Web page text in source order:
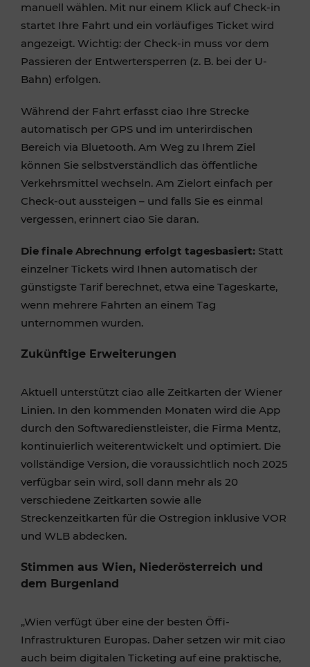
manuell wählen. Mit nur einem Klick auf Check-in
startet Ihre Fahrt und ein vorläufiges Ticket wird
angezeigt. Wichtig: der Check-in muss vor dem
Passieren der Entwertersperren (z. B. bei der U-
Bahn) erfolgen.
Während der Fahrt erfasst ciao Ihre Strecke
automatisch per GPS und im unterirdischen
Bereich via Bluetooth. Am Weg zu Ihrem Ziel
können Sie selbstverständlich das öffentliche
Verkehrsmittel wechseln. Am Zielort einfach per
Check-out aussteigen – und falls Sie es einmal
vergessen, erinnert ciao Sie daran.
Die finale Abrechnung erfolgt tagesbasiert: Statt
einzelner Tickets wird Ihnen automatisch der
günstigste Tarif berechnet, etwa eine Tageskarte,
wenn mehrere Fahrten an einem Tag
unternommen wurden.
Zukünftige Erweiterungen
Aktuell unterstützt ciao alle Zeitkarten der Wiener
Linien. In den kommenden Monaten wird die App
durch den Softwaredienstleister, die Firma Mentz,
kontinuierlich weiterentwickelt und optimiert. Die
vollständige Version, die voraussichtlich noch 2025
verfügbar sein wird, soll dann mehr als 20
verschiedene Zeitkarten sowie alle
Streckenzeitkarten für die Ostregion inklusive VOR
und WLB abdecken.
Stimmen aus Wien, Niederösterreich und
dem Burgenland
„Wien verfügt über eine der besten Öffi-
Infrastrukturen Europas. Daher setzen wir mit ciao
auch beim digitalen Ticketing auf eine praktische,